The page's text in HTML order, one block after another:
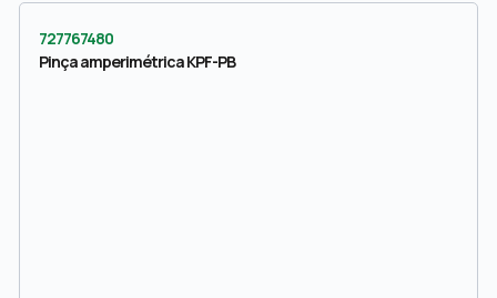
727767480
Pinça amperimétrica KPF-PB